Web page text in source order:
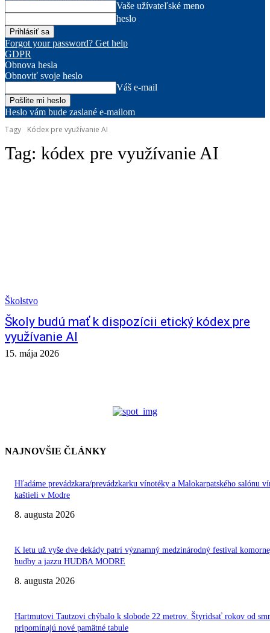
Vaše užívateľské meno
heslo
Forgot your password? Get help
GDPR
Obnova hesla
Obnoviť svoje heslo
Váš e-mail
Heslo vám bude zaslané e-mailom
Tagy
Kódex pre využívanie AI
Tag: kódex pre využívanie AI
Školstvo
Školy budú mať k dispozícii etický kódex pre
využívanie AI
15. mája 2026
NAJNOVŠIE ČLÁNKY
Hľadáme prevádzkara/prevádzkarku vínotéky a Malokarpatského salónu
kaštieli v Modre
8. augusta 2026
K letu už vyše dve dekády patrí významný medzinárodný festival
hudby a jazzu HUDBA MODRE
8. augusta 2026
Hartmutovi Tautzovi chýbalo k slobode 22 metrov. Štyridsať rokov od
pripomínajú nové pamätné tabule